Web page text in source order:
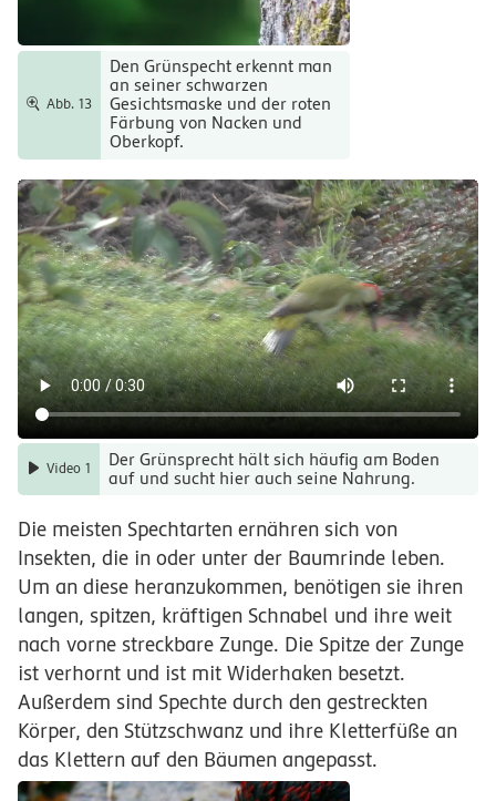
Abb. 13
Den Grünspecht erkennt man
an seiner schwarzen
Gesichtsmaske und der roten
Färbung von Nacken und
Oberkopf.
Video 1
Der Grünsprecht hält sich häufig am Boden
auf und sucht hier auch seine Nahrung.
Die meisten Spechtarten ernähren sich von
Insekten, die in oder unter der Baumrinde leben.
Um an diese heranzukommen, benötigen sie ihren
langen, spitzen, kräftigen Schnabel und ihre weit
nach vorne streckbare Zunge. Die Spitze der Zunge
ist verhornt und ist mit Widerhaken besetzt.
Außerdem sind Spechte durch den gestreckten
Körper, den Stützschwanz und ihre Kletterfüße an
das Klettern auf den Bäumen angepasst.